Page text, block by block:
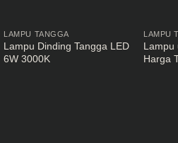
LAMPU TANGGA
Lampu Dinding Tangga LED
6W 3000K
LAMPU
Lampu
Harga